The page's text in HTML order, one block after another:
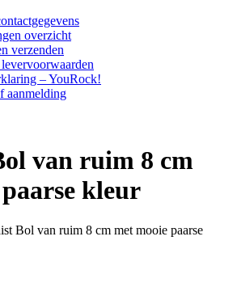
overzicht
verzenden
– YouRock!
aanmelding
van ruim 8 cm
kleur
Bol van ruim 8 cm met mooie paarse